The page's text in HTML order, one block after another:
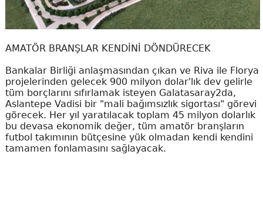
AMATÖR BRANŞLAR KENDİNİ DÖNDÜRECEK
Bankalar Birliği anlaşmasından çıkan ve Riva ile Florya
projelerinden gelecek 900 milyon dolar'lık dev gelirle
tüm borçlarını sıfırlamak isteyen Galatasaray2da,
Aslantepe Vadisi bir "mali bağımsızlık sigortası" görevi
görecek. Her yıl yaratılacak toplam 45 milyon dolarlık
bu devasa ekonomik değer, tüm amatör branşların
futbol takımının bütçesine yük olmadan kendi kendini
tamamen fonlamasını sağlayacak.